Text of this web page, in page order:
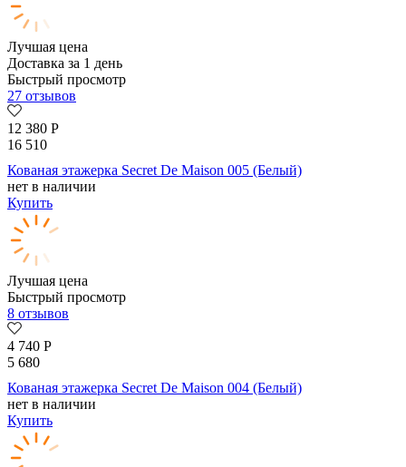
Лучшая цена
Доставка за 1 день
Быстрый просмотр
27 отзывов
12 380 Р
16 510
Кованая этажерка Secret De Maison 005 (Белый)
нет в наличии
Купить
Лучшая цена
Быстрый просмотр
8 отзывов
4 740 Р
5 680
Кованая этажерка Secret De Maison 004 (Белый)
нет в наличии
Купить